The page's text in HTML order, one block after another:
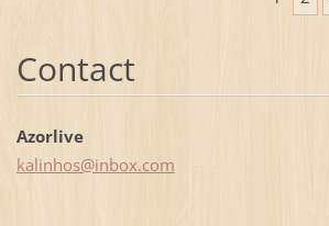
Contact
Azorlive
kalinhos@inbox.com